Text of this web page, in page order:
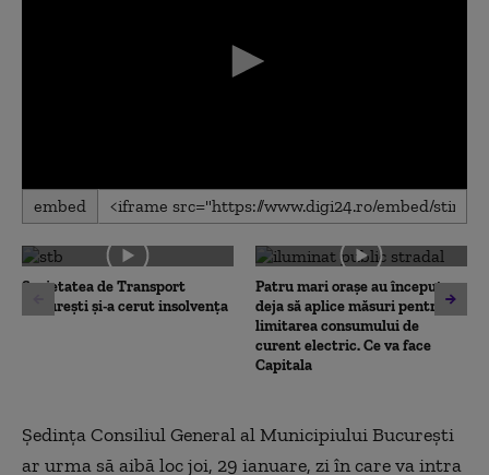
0
seconds
0
seconds
embed
Societatea de Transport
București și-a cerut insolvența
Patru mari orașe au început
deja să aplice măsuri pentru
limitarea consumului de
curent electric. Ce va face
Capitala
Ședința Consiliul General al Municipiului București
ar urma să aibă loc joi, 29 ianuare, zi în care va intra